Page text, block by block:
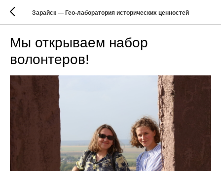
Зарайск — Гео-лаборатория исторических ценностей
Мы открываем набор
волонтеров!